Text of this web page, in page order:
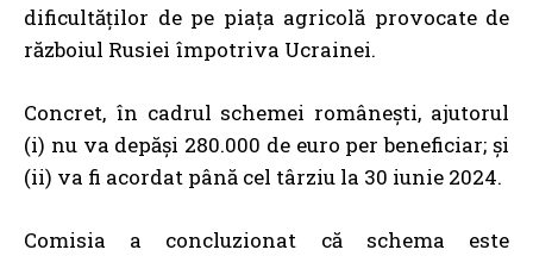
dificultăților de pe piața agricolă provocate de
războiul Rusiei împotriva Ucrainei.
Concret, în cadrul schemei românești, ajutorul
(i) nu va depăși 280.000 de euro per beneficiar; și
(ii) va fi acordat până cel târziu la 30 iunie 2024.
Comisia a concluzionat că schema este